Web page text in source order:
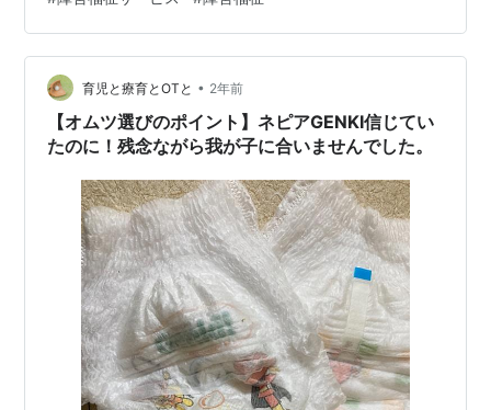
✨ まとめ🎀 【おむつの金額💡メーカー変更で節約
に！？】 日常生活用具給付ってなに？🤔という方は、 過
去の記事をみてみてくださいね！ ku-
channoiedukuri.hat…
育児と療育とOTと • 2年前
【オムツ選びのポイント】ネピアGENKI信じてい
たのに！残念ながら我が子に合いませんでした。